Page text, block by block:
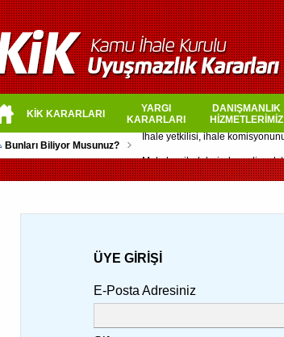
KİK KARARLARI
YARGI
KARARLARI
DANIŞMANLIK
HİZMETLERİMİZ
Bunları Biliyor Musunuz?
ÜYE GİRİŞİ
E-Posta Adresiniz